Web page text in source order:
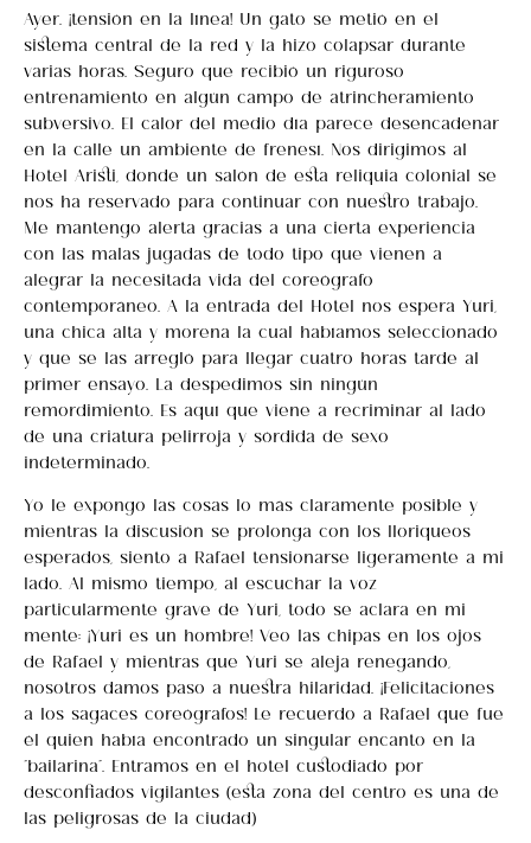
Ayer… ¡tensión en la línea! Un gato se metió en el
sistema central de la red y la hizo colapsar durante
varias horas. Seguro que recibió un riguroso
entrenamiento en algún campo de atrincheramiento
subversivo. El calor del medio día parece desencadenar
en la calle un ambiente de frenesí. Nos dirigimos al
Hotel Aristi, donde un salón de esta reliquia colonial se
nos ha reservado para continuar con nuestro trabajo.
Me mantengo alerta gracias a una cierta experiencia
con las malas jugadas de todo tipo que vienen a
alegrar la necesitada vida del coreógrafo
contemporáneo. A la entrada del Hotel nos espera Yuri,
una chica alta y morena la cual habíamos seleccionado
y que se las arregló para llegar cuatro horas tarde al
primer ensayo. La despedimos sin ningún
remordimiento. Es aquí que viene a recriminar al lado
de una criatura pelirroja y sórdida de sexo
indeterminado.
Yo le expongo las cosas lo más claramente posible y
mientras la discusión se prolonga con los lloriqueos
esperados, siento a Rafael tensionarse ligeramente a mi
lado. Al mismo tiempo, al escuchar la voz
particularmente grave de Yuri, todo se aclara en mi
mente: ¡Yuri es un hombre! Veo las chipas en los ojos
de Rafael y mientras que Yuri se aleja renegando,
nosotros damos paso a nuestra hilaridad. ¡Felicitaciones
a los sagaces coreógrafos! Le recuerdo a Rafael que fue
él quien había encontrado un singular encanto en la
“bailarina”. Entramos en el hotel custodiado por
desconfiados vigilantes (esta zona del centro es una de
las peligrosas de la ciudad)